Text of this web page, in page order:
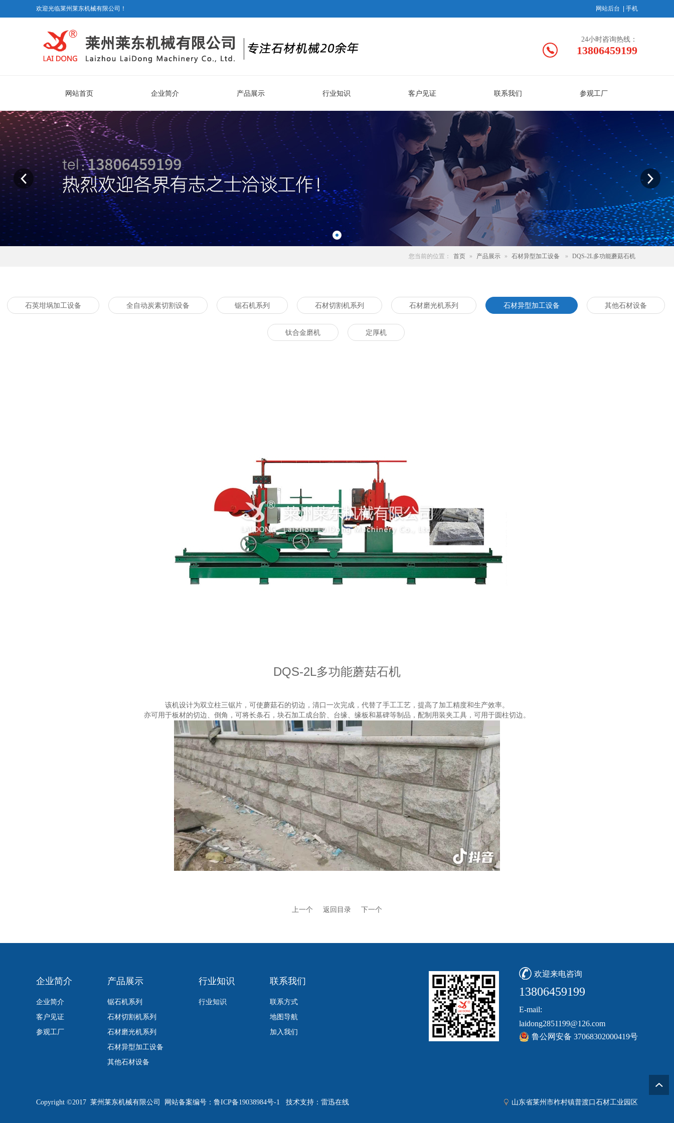
欢迎光临莱州莱东机械有限公司！ 网站后台 手机
24小时咨询热线：
13806459199
网站首页 企业简介 产品展示 行业知识 客户见证 联系我们 参观工厂
您当前的位置： 首页 » 产品展示 » 石材异型加工设备 » DQS-2L多功能蘑菇石机
石英坩埚加工设备 全自动炭素切割设备 锯石机系列 石材切割机系列 石材磨光机系列 石材异型加工设备 其他石材设备
钛合金磨机 定厚机
DQS-2L多功能蘑菇石机
该机设计为双立柱三锯片，可使蘑菇石的切边，清口一次完成，代替了手工工艺，提高了加工精度和生产效率。
亦可用于板材的切边、倒角，可将长条石，块石加工成台阶、台缘、缘板和墓碑等制品，配制用装夹工具，可用于圆柱切边。
上一个 返回目录 下一个
企业简介
企业简介
客户见证
参观工厂
产品展示
锯石机系列
石材切割机系列
石材磨光机系列
石材异型加工设备
其他石材设备
行业知识
行业知识
联系我们
联系方式
地图导航
加入我们
欢迎来电咨询
13806459199
E-mail:
laidong2851199@126.com
鲁公网安备 37068302000419号
Copyright ©2017 莱州莱东机械有限公司 网站备案编号： 鲁ICP备19038984号-1 技术支持： 雷迅在线 山东省莱州市柞村镇普渡口石材工业园区